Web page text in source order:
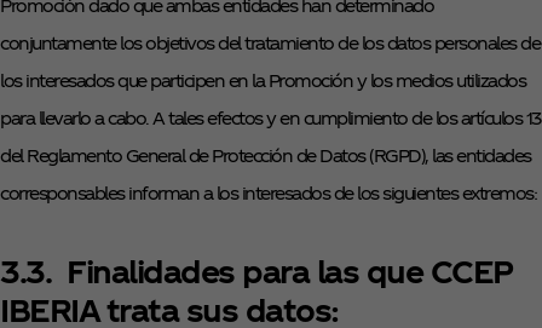
Promoción dado que ambas entidades han determinado
conjuntamente los objetivos del tratamiento de los datos personales de
los interesados que participen en la Promoción y los medios utilizados
para llevarlo a cabo. A tales efectos y en cumplimiento de los artículos 13
del Reglamento General de Protección de Datos (RGPD), las entidades
corresponsables informan a los interesados de los siguientes extremos:
3.3. Finalidades para las que CCEP
IBERIA trata sus datos: